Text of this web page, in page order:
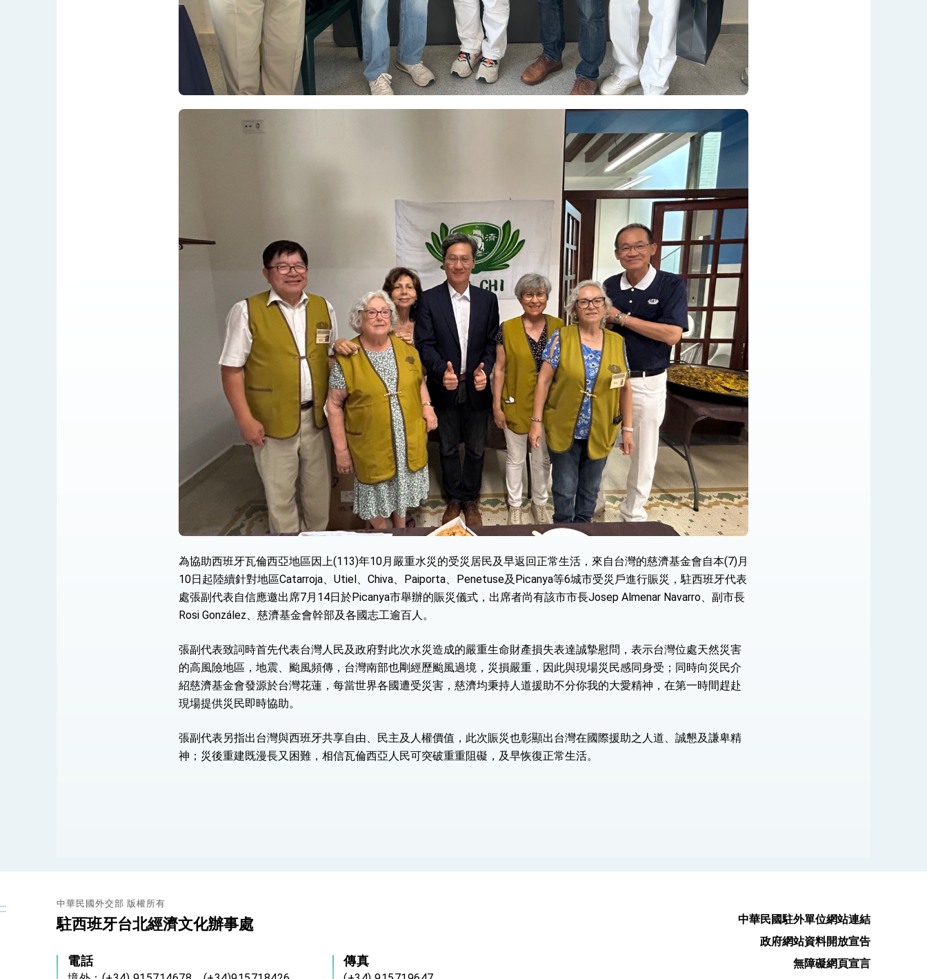
外交部與數位發展部攜手合作，整合台灣雄厚數位實力，達成固邦榮邦目標
外交部長林佳龍主持第35次「參與亞太經濟合作策略小組」跨部會會議
民調顯示多數國人滿意政府外交表現，高度支持「總合外交」與台歐美日關係深化
總統主持「守護民主台灣國安行動方案」記者會 強調以實力守護台海和平 以決心掌握國家命運
總統重要談話
我國政府將在美國亞利桑納州設立「駐鳳凰城辦事處」，進一步深化台美交流合作
為協助西班牙瓦倫西亞地區因上(113)年10月嚴重水災的受災居民及早返回正常生活，來自台灣的慈濟基金會自本(7)月
10日起陸續針對地區Catarroja、Utiel、Chiva、Paiporta、Penetuse及Picanya等6城市受災戶進行賑災，駐西班牙代表
處張副代表自信應邀出席7月14日於Picanya市舉辦的賑災儀式，出席者尚有該市市長Josep Almenar Navarro、副市長
Rosi González、慈濟基金會幹部及各國志工逾百人。
張副代表致詞時首先代表台灣人民及政府對此次水災造成的嚴重生命財產損失表達誠摯慰問，表示台灣位處天然災害
的高風險地區，地震、颱風頻傳，台灣南部也剛經歷颱風過境，災損嚴重，因此與現場災民感同身受；同時向災民介
紹慈濟基金會發源於台灣花蓮，每當世界各國遭受災害，慈濟均秉持人道援助不分你我的大愛精神，在第一時間趕赴
現場提供災民即時協助。
張副代表另指出台灣與西班牙共享自由、民主及人權價值，此次賑災也彰顯出台灣在國際援助之人道、誠懇及謙卑精
神；災後重建既漫長又困難，相信瓦倫西亞人民可突破重重阻礙，及早恢復正常生活。
::: 中華民國外交部 版權所有
駐西班牙台北經濟文化辦事處
電話 傳真
中華民國駐外單位網站連結
政府網站資料開放宣告
無障礙網頁宣言